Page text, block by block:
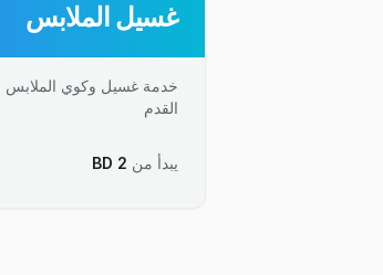
غسيل الملابس
خدمة غسيل وكوي الملابس
القدم
يبدأ من BD 2